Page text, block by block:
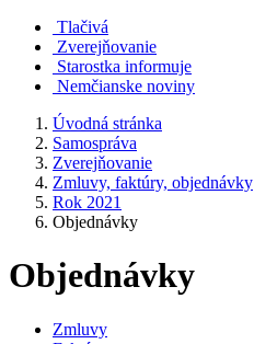
Tlačivá
Zverejňovanie
Starostka informuje
Nemčianske noviny
Úvodná stránka
Samospráva
Zverejňovanie
Zmluvy, faktúry, objednávky
Rok 2021
Objednávky
Objednávky
Zmluvy